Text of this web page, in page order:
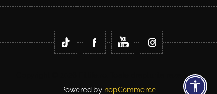
Copyright © 2026 Fitlife.ro. Toate drepturile rezervate.
Powered by nopCommerce